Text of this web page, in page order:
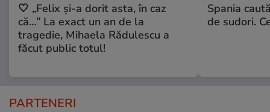
🤍 „Felix și-a dorit asta, în caz
că…” La exact un an de la
tragedie, Mihaela Rădulescu a
făcut public totul!
Spania
de sudori.
PARTENERI